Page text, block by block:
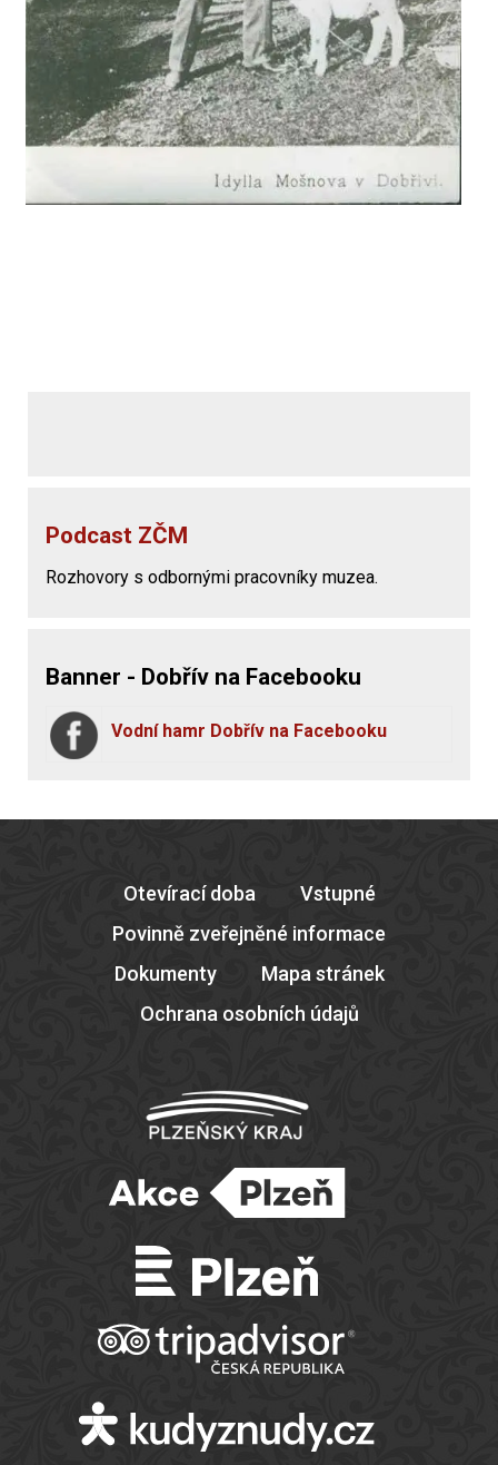
Podcast ZČM
Rozhovory s odbornými pracovníky muzea.
Banner - Dobřív na Facebooku
Vodní hamr Dobřív na Facebooku
Otevírací doba
Vstupné
Povinně zveřejněné informace
Dokumenty
Mapa stránek
Ochrana osobních údajů